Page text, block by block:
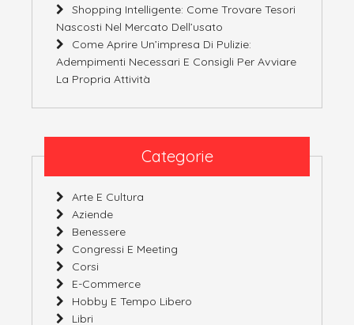
Shopping Intelligente: Come Trovare Tesori
Nascosti Nel Mercato Dell’usato
Come Aprire Un’impresa Di Pulizie:
Adempimenti Necessari E Consigli Per Avviare
La Propria Attività
Categorie
Arte E Cultura
Aziende
Benessere
Congressi E Meeting
Corsi
E-Commerce
Hobby E Tempo Libero
Libri